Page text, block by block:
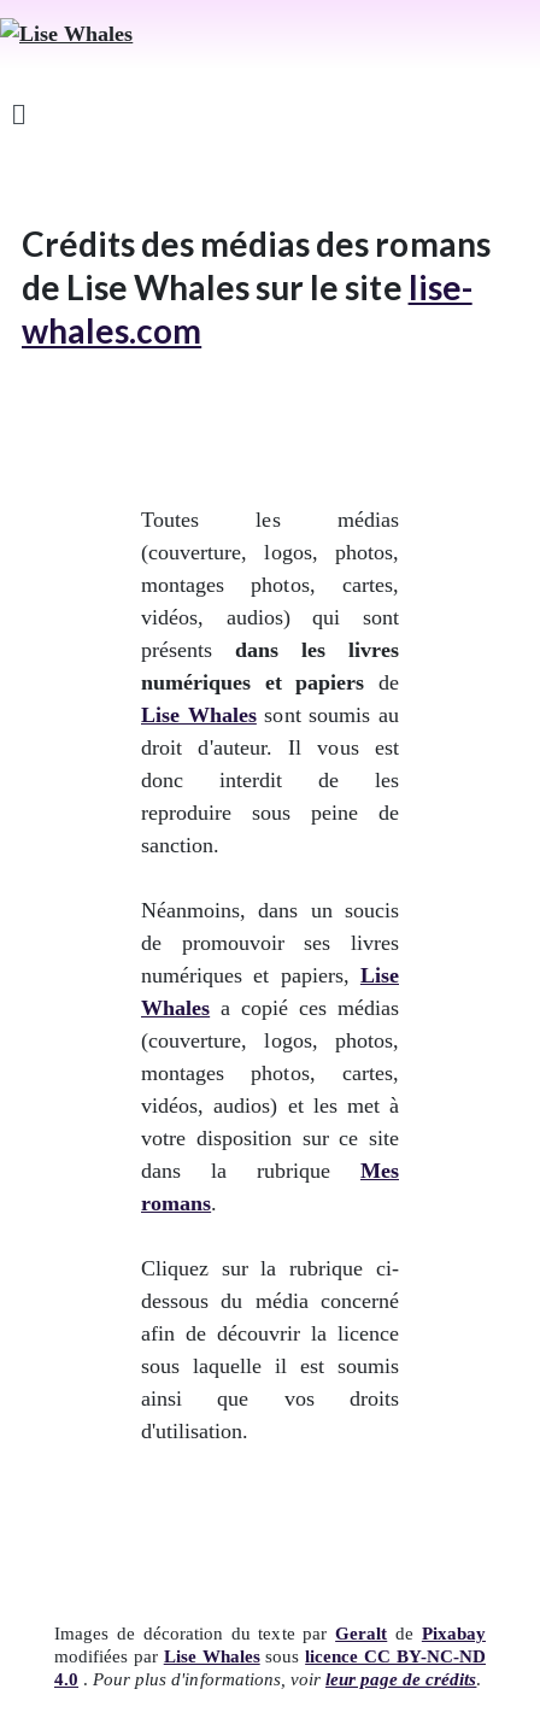
Crédits des médias des romans
de Lise Whales sur le site lise-
whales.com
Toutes les médias
(couverture, logos, photos,
montages photos, cartes,
vidéos, audios) qui sont
présentsdans les livres
numériques et papiers de
Lise Whalessont soumis au
droit d'auteur. Il vous est
donc interdit de les
reproduire sous peine de
sanction.
Néanmoins, dans un soucis
de promouvoir ses livres
numériques et papiers, Lise
Whales a copié ces médias
(couverture, logos, photos,
montages photos, cartes,
vidéos, audios) et les met à
votre disposition sur ce site
dans la rubrique Mes
romans.
Cliquez sur la rubrique ci-
dessous du média concerné
afin de découvrir la licence
sous laquelle il est soumis
ainsi que vos droits
d'utilisation.
Images de décoration du texte parGeralt de Pixabay
modifiées par Lise Whalessouslicence CC BY-NC-ND
4.0 . Pour plus d'informations, voir leur page de crédits.